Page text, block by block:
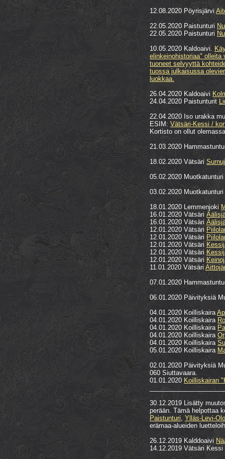
12.08.2020 Pöyrisjärvi
22.05.2020 Paistunturi
22.05.2020 Paistunturi
10.05.2020 Kaldoaivi.
elinkeinohistoriaa" olleita
tuoneet selvyyttä
tuossa julkaisussa
luokkaa.
26.04.2020 Kaldoaivi
24.04.2020 Paistunturit
22.04.2020 Iso urakka
ESIM: Vätsäri-Kessi /
Kortisto on ollut
21.03.2020
18.02.2020 Vätsäri
05.02.2020 Muotkatunturi
03.02.2020 Muotkatunturi
18.01.2020 Lemmenjoki
16.01.2020 Vätsäri
16.01.2020 Vätsäri
12.01.2020 Vätsäri
12.01.2020 Vätsäri
12.01.2020 Vätsäri
12.01.2020 Vätsäri
12.01.2020 Vätsäri
11.01.2020 Vätsäri
07.01.2020
06.01.2020 Päivityksiä
04.01.2020 Koilliskaira
04.01.2020 Koilliskaira
04.01.2020 Koilliskaira
04.01.2020 Koilliskaira
04.01.2020 Koilliskaira
05.01.2020 Koilliskaira
02.01.2020 Päivityksiä
060 Siuttavaara.
01.01.2020 Koilliskairan
30.12.2019 Lisätty
perään. Tämä helpottaa
Paistunturi, Ylläs-Levi-
erämaa-alueiden
26.12.2019 Kalddoaivi
14.12.2019 Vätsäri Kessi